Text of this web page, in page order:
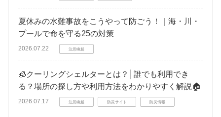
夏休みの水難事故をこうやって防ごう！｜海・川・
プールで命を守る25の対策
2026.07.22 注意喚起
🧊クーリングシェルターとは？│誰でも利用でき
る？場所の探し方や利用方法をわかりやすく解説🏠
2026.07.17 注意喚起 防災サイト 防災情報